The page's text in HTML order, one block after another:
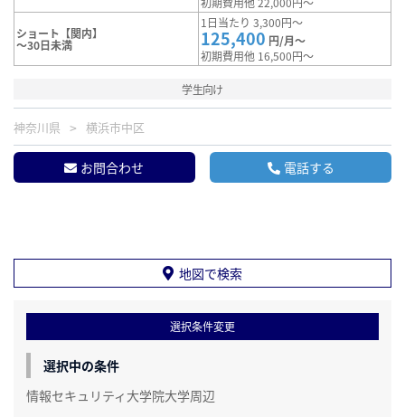
ショート【関内】
～30日未満
1日当たり 3,300円～
125,400 円/月～
初期費用他 16,500円～
学生向け
神奈川県 横浜市中区
お問合わせ 電話する
地図で検索
選択条件変更
選択中の条件
情報セキュリティ大学院大学周辺